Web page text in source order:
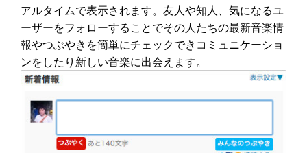
アルタイムで表示されます。友人や知人、気になるユ
ーザーをフォローすることでその人たちの最新音楽情
報やつぶやきを簡単にチェックできコミュニケーショ
ンをしたり新しい音楽に出会えます。